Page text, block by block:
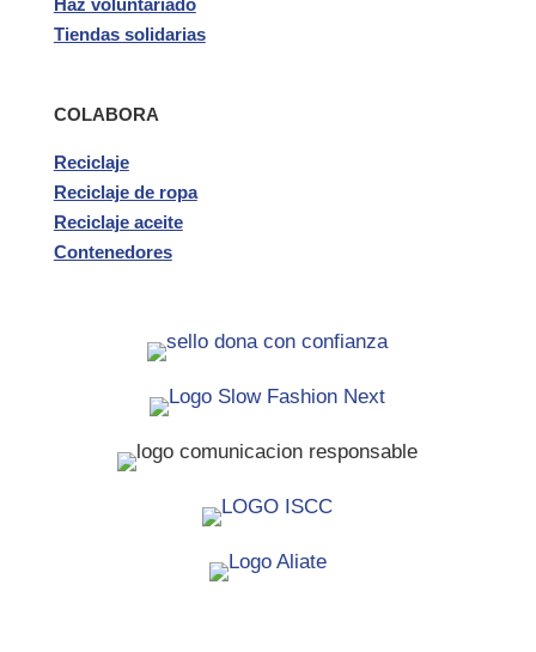
Haz voluntariado
Tiendas solidarias
COLABORA
Reciclaje
Reciclaje de ropa
Reciclaje aceite
Contenedores